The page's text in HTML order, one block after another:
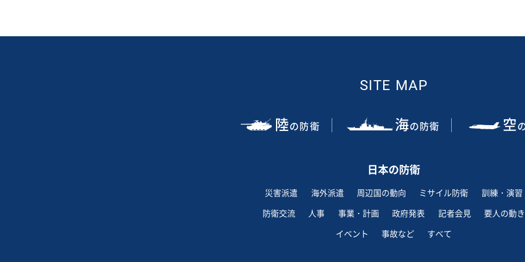
SITE MAP
陸の防衛 海の防衛 空
日本の防衛
災害派遣 海外派遣 周辺国の動向 ミサイル防衛
訓練・演習
防衛交流
人事 事業・計画 政府発表 記者会見
要人の動き
イベント
事故など すべて